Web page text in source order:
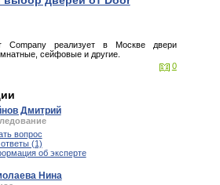
Company реализует в Москве двери
сейфовые и другие.
0
Дмитрий
вопрос
(1)
об эксперте
Нина